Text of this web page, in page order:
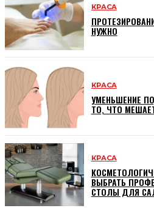
КРАСА
НУЖНО
КРАСА
УМЕНЬШЕНИЕ
ТО, ЧТО
КРАСА
ВЫБРАТЬ
СТОЛЫ ДЛЯ